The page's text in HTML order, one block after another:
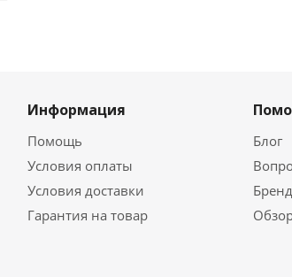
Информация
Помощь
Условия оплаты
Условия доставки
Гарантия на товар
Блог